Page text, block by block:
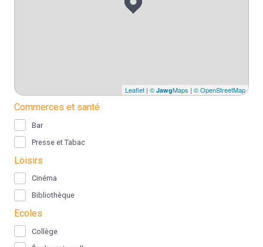
Leaflet | © JawgMaps | © OpenStreetMap
Commerces et santé
Bar
Presse et Tabac
Loisirs
Cinéma
Bibliothèque
Ecoles
Collège